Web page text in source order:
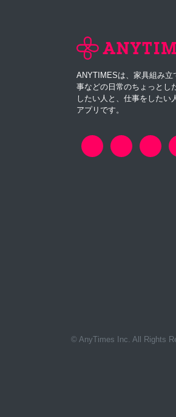
ANYTIMESは、家具組み立
事などの日常のちょっとし
したい人と、仕事をしたい
アプリです。
© AnyTimes Inc. All Rights